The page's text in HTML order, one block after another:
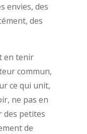
envies, des
des
en tenir
commun,
ce qui unit,
ne pas en
des petites
de